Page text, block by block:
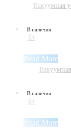
Вакуумная
В наличии
👍
Read More
В наличии
👍
Read More